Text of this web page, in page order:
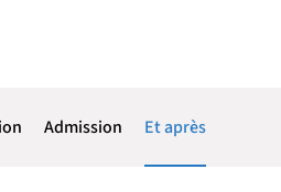
Admission Et après